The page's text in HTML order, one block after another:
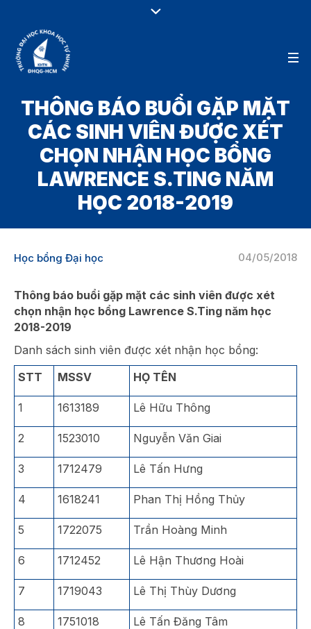
THÔNG BÁO BUỔI GẶP MẶT
CÁC SINH VIÊN ĐƯỢC XÉT
CHỌN NHẬN HỌC BỔNG
LAWRENCE S.TING NĂM
HỌC 2018-2019
04/05/2018
Học bổng Đại học
Thông báo buổi gặp mặt các sinh viên được xét
chọn nhận học bổng Lawrence S.Ting năm học
2018-2019
Danh sách sinh viên được xét nhận học bổng:
STT
MSSV HỌ TÊN
1 1613189 Lê Hữu Thông
2 1523010 Nguyễn Văn Giai
3 1712479 Lê Tấn Hưng
4 1618241 Phan Thị Hồng Thủy
5 1722075 Trần Hoàng Minh
6 1712452 Lê Hận Thương Hoài
7 1719043 Lê Thị Thùy Dương
8 1751018 Lê Tấn Đăng Tâm